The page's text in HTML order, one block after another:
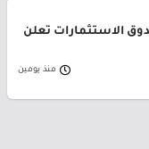
الاستثمارات تعلن
منذ يومين